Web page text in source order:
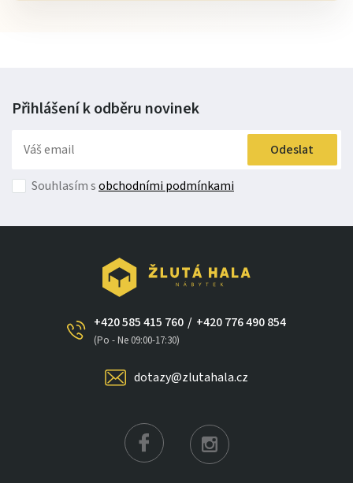
Přihlášení k odběru novinek
Odeslat
Souhlasím sobchodními podmínkami
+420 585 415 760
(Po - Ne 09:00-17:30)
/ +420 776 490 854
dotazy@zlutahala.cz